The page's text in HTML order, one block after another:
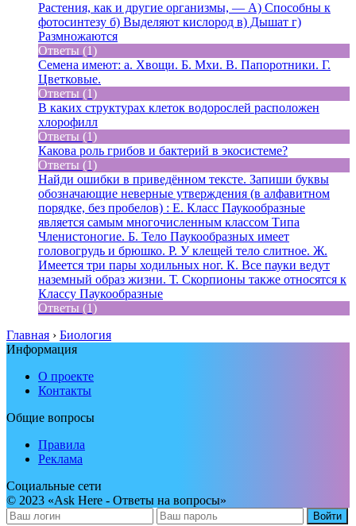
Растения, как и другие организмы, — А) Способны к
фотосинтезу б) Выделяют кислород в) Дышат г)
Размножаются
Ответы (1)
Семена имеют: а. Хвощи. Б. Мхи. В. Папоротники. Г.
Цветковые.
Ответы (1)
В каких структурах клеток водорослей расположен
хлорофилл
Ответы (1)
Какова роль грибов и бактерий в экосистеме?
Ответы (1)
Найди ошибки в приведённом тексте. Запиши буквы
обозначающие неверные утверждения (в алфавитном
порядке, без пробелов) : Е. Класс Паукообразные
является самым многочисленным классом Типа
Членистоногие. Б. Тело Паукообразных имеет
головогрудь и брюшко. Р. У клещей тело слитное. Ж.
Имеется три пары ходильных ног. К. Все пауки ведут
наземный образ жизни. Т. Скорпионы также относятся к
Классу Паукообразные
Ответы (1)
Главная › Биология
Информация
О проекте
Контакты
Общие вопросы
Правила
Реклама
Социальные сети
© 2023 «Ask Here - Ответы на вопросы»
Войти